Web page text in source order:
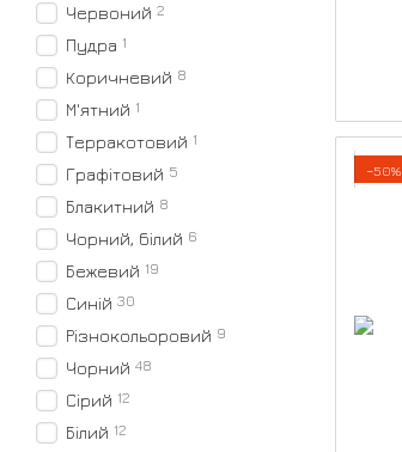
−50%
Червоний 2
Пудра 1
Коричневий 8
М'ятний 1
Терракотовий 1
Графітовий 5
Блакитний 8
Чорний, білий 6
Бежевий 19
Синій 30
Різнокольоровий 9
Чорний 48
Сірий 12
Білий 12